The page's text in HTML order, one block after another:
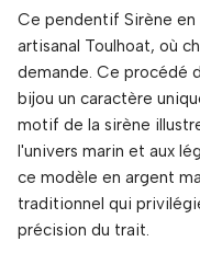
Ce pendentif Sirène
artisanal Toulhoat, où
demande. Ce procédé
bijou un caractère
motif de la sirène
l'univers marin et aux
ce modèle en argent
traditionnel qui
précision du trait.